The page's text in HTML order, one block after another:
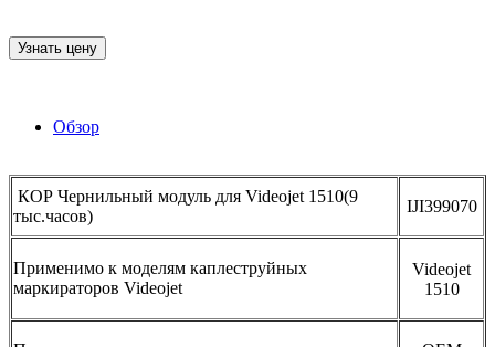
Узнать цену
Обзор
КОР Чернильный модуль для Videojet 1510(9
тыс.часов)
IJI399070
Применимо к моделям каплеструйных
маркираторов Videojet
Videojet
1510